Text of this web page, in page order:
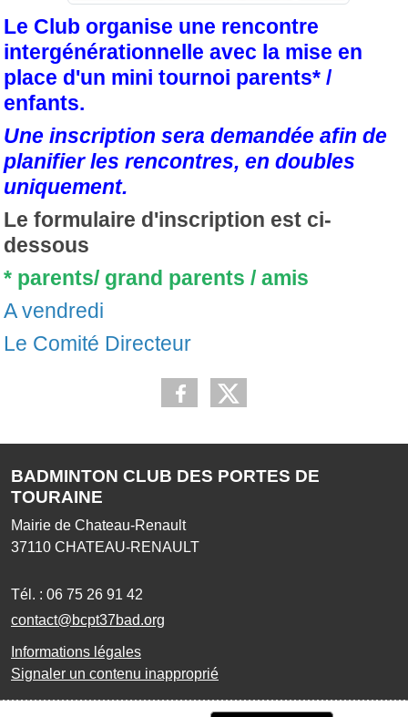
Le Club organise une rencontre
intergénérationnelle avec la mise en
place d'un mini tournoi parents* /
enfants.
Une inscription sera demandée afin de
planifier les rencontres, en doubles
uniquement.
Le formulaire d'inscription est ci-
dessous
* parents/ grand parents / amis
A vendredi
Le Comité Directeur
BADMINTON CLUB DES PORTES DE
TOURAINE
Mairie de Chateau-Renault
37110 CHATEAU-RENAULT
Tél. : 06 75 26 91 42
contact@bcpt37bad.org
Informations légales
Signaler un contenu inapproprié